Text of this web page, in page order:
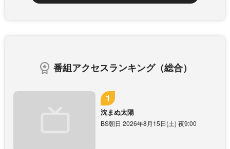
番組アクセスランキング（総合）
沈まぬ太陽
BS朝日 2026年8月15日(土) 夜9:00